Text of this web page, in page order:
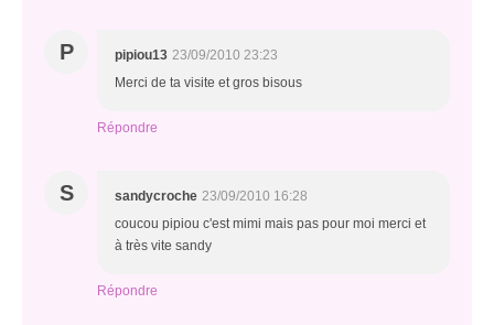
P pipiou13 23/09/2010 23:23
Merci de ta visite et gros bisous
Répondre
S sandycroche 23/09/2010 16:28
coucou pipiou c'est mimi mais pas pour moi merci et
à très vite sandy
Répondre